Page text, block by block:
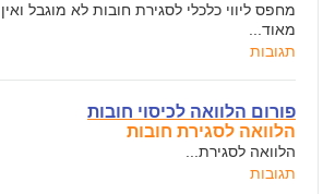
מחפס ליווי כלכלי לסגירת חובות לא מוגבל
מאוד...
תגובות
פורום הלוואה לכיסוי חובות
הלוואה לסגירת חובות
הלוואה לסגירת...
תגובות